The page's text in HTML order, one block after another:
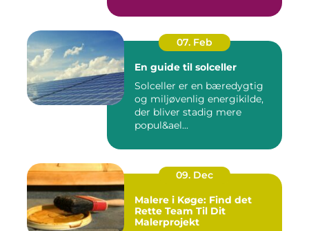
07. Feb
En guide til solceller
Solceller er en bæredygtig
og miljøvenlig energikilde,
der bliver stadig mere
popul&ael...
09. Dec
Malere i Køge: Find det
Rette Team Til Dit
Malerprojekt